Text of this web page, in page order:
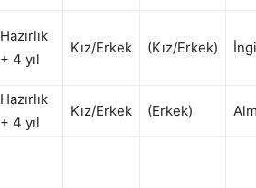
Hazırlık
+ 4 yıl
Kız/Erkek (Kız/Erkek)
Hazırlık
+ 4 yıl
Kız/Erkek (Erkek)